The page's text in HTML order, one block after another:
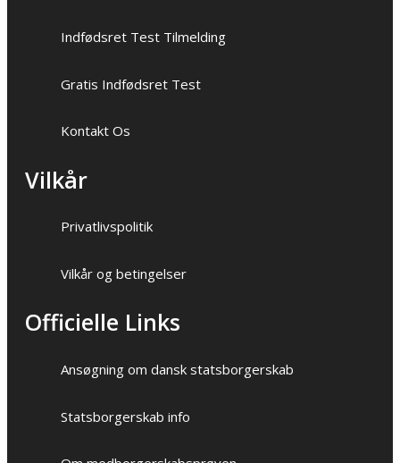
Indfødsret Test Tilmelding
Gratis Indfødsret Test
Kontakt Os
Vilkår
Privatlivspolitik
Vilkår og betingelser
Officielle Links
Ansøgning om dansk statsborgerskab
Statsborgerskab info